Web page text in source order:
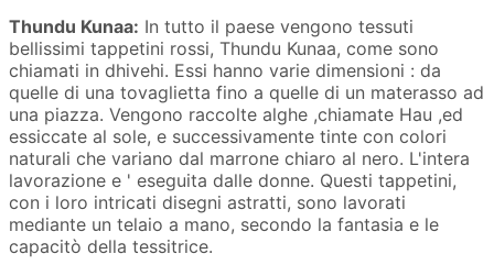
Thundu Kunaa: In tutto il paese vengono tessuti
bellissimi tappetini rossi, Thundu Kunaa, come sono
chiamati in dhivehi. Essi hanno varie dimensioni : da
quelle di una tovaglietta fino a quelle di un materasso ad
una piazza. Vengono raccolte alghe ,chiamate Hau ,ed
essiccate al sole, e successivamente tinte con colori
naturali che variano dal marrone chiaro al nero. L'intera
lavorazione e ' eseguita dalle donne. Questi tappetini,
con i loro intricati disegni astratti, sono lavorati
mediante un telaio a mano, secondo la fantasia e le
capacitò della tessitrice.